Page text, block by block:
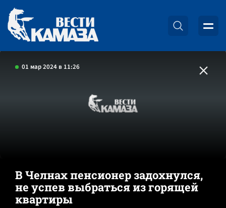
01 мар 2024 в 11:26
В Челнах пенсионер задохнулся,
не успев выбраться из горящей
квартиры